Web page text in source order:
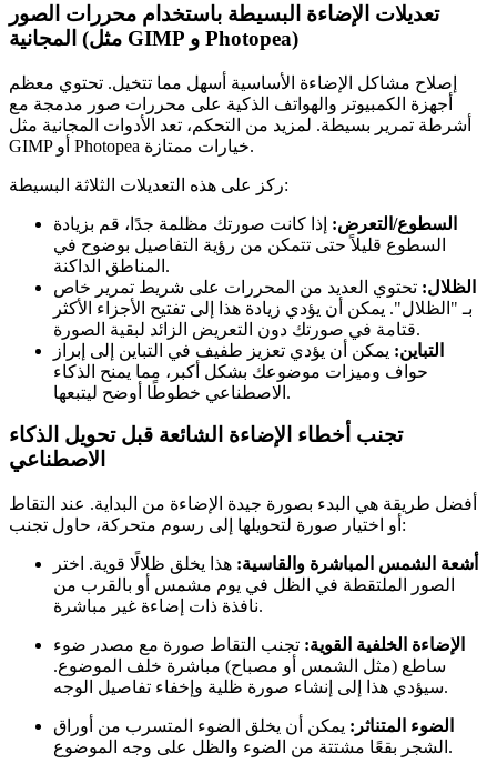
تعديلات الإضاءة البسيطة باستخدام محررات الصور
المجانية (مثل GIMP و Photopea)
إصلاح مشاكل الإضاءة الأساسية أسهل مما تتخيل. تحتوي معظم
أجهزة الكمبيوتر والهواتف الذكية على محررات صور مدمجة مع
أشرطة تمرير بسيطة. لمزيد من التحكم، تعد الأدوات المجانية مثل
GIMP أو Photopea خيارات ممتازة.
ركز على هذه التعديلات الثلاثة البسيطة:
السطوع/التعرض: إذا كانت صورتك مظلمة جدًا، قم بزيادة
السطوع قليلاً حتى تتمكن من رؤية التفاصيل بوضوح في
المناطق الداكنة.
الظلال: تحتوي العديد من المحررات على شريط تمرير خاص
بـ "الظلال". يمكن أن يؤدي زيادة هذا إلى تفتيح الأجزاء الأكثر
قتامة في صورتك دون التعريض الزائد لبقية الصورة.
التباين: يمكن أن يؤدي تعزيز طفيف في التباين إلى إبراز
حواف وميزات موضوعك بشكل أكبر، مما يمنح الذكاء
الاصطناعي خطوطًا أوضح ليتبعها.
تجنب أخطاء الإضاءة الشائعة قبل تحويل الذكاء
الاصطناعي
أفضل طريقة هي البدء بصورة جيدة الإضاءة من البداية. عند التقاط
أو اختيار صورة لتحويلها إلى رسوم متحركة، حاول تجنب:
أشعة الشمس المباشرة والقاسية: هذا يخلق ظلالًا قوية. اختر
الصور الملتقطة في الظل في يوم مشمس أو بالقرب من
نافذة ذات إضاءة غير مباشرة.
الإضاءة الخلفية القوية: تجنب التقاط صورة مع مصدر ضوء
ساطع (مثل الشمس أو مصباح) مباشرة خلف الموضوع.
سيؤدي هذا إلى إنشاء صورة ظلية وإخفاء تفاصيل الوجه.
الضوء المتناثر: يمكن أن يخلق الضوء المتسرب من أوراق
الشجر بقعًا مشتتة من الضوء والظل على وجه الموضوع.